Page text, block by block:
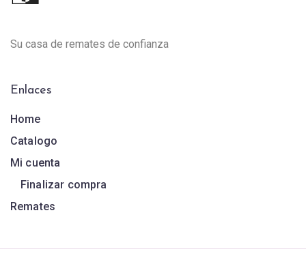
Su casa de remates de confianza
Enlaces
Home
Catalogo
Mi cuenta
Finalizar compra
Remates